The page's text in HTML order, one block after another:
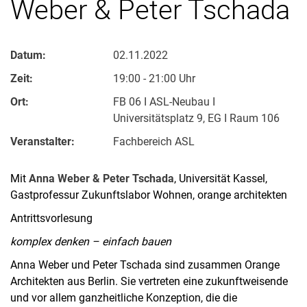
We­ber & Pe­ter Tscha­da
Datum:
02.11.2022
Zeit:
19:00 - 21:00 Uhr
Ort:
FB 06 I ASL-Neubau I
Universitätsplatz 9, EG I Raum 106
Veranstalter:
Fachbereich ASL
Mit Anna Weber & Peter Tschada, Universität Kassel,
Gastprofessur Zukunftslabor Wohnen, orange architekten
Antrittsvorlesung
komplex denken – einfach bauen
Anna Weber und Peter Tschada sind zusammen Orange
Architekten aus Berlin. Sie vertreten eine zukunftweisende
und vor allem ganzheitliche Konzeption, die die